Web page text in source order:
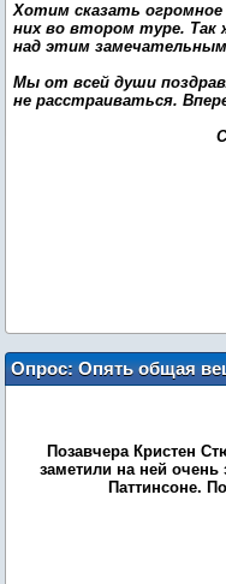
Хотим сказать
них во втором туре. Так
над этим
Мы от всей души
не расстраиваться.
Опрос: Опять общая
Позавчера Кристен
заметили на ней
Паттинсоне.